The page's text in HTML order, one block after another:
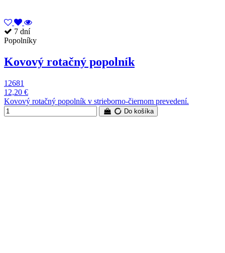
7 dní
Popolníky
Kovový rotačný popolník
12681
12,20 €
Kovový rotačný popolník v strieborno-čiernom prevedení.
Do košíka